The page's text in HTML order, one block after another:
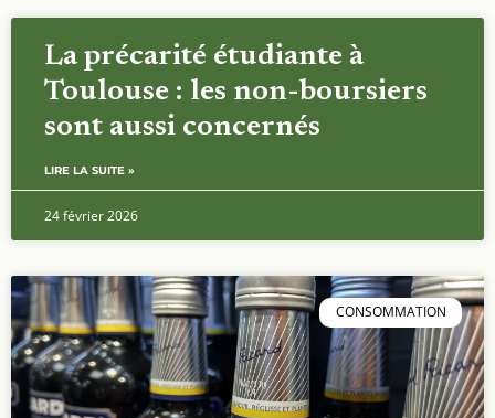
La précarité étudiante à
Toulouse : les non-boursiers
sont aussi concernés
LIRE LA SUITE »
24 février 2026
CONSOMMATION